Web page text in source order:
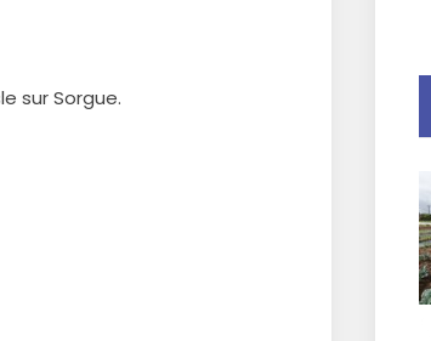
sur Sorgue.